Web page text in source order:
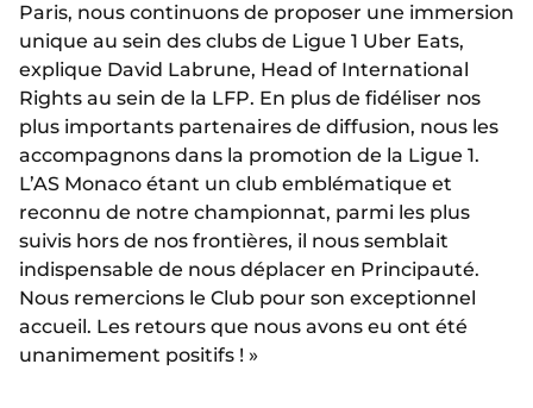
Paris, nous continuons de proposer une immersion
unique au sein des clubs de Ligue 1 Uber Eats,
explique David Labrune, Head of International
Rights au sein de la LFP. En plus de fidéliser nos
plus importants partenaires de diffusion, nous les
accompagnons dans la promotion de la Ligue 1.
L’AS Monaco étant un club emblématique et
reconnu de notre championnat, parmi les plus
suivis hors de nos frontières, il nous semblait
indispensable de nous déplacer en Principauté.
Nous remercions le Club pour son exceptionnel
accueil. Les retours que nous avons eu ont été
unanimement positifs ! »